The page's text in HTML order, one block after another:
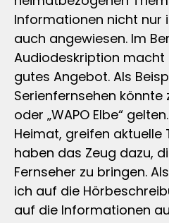
Informationen nicht nur
auch angewiesen. Im
Audiodeskription macht
gutes Angebot. Als
Serienfernsehen könnte
oder „WAPO Elbe“
Heimat, greifen aktuelle
haben das Zeug dazu,
Fernseher zu bringen.
ich auf die
auf die Informationen